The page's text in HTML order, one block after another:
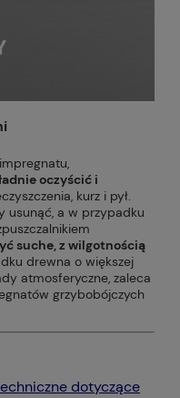
oczyścić i
kurz i pył.
usunąć, a w przypadku
suche, z wilgotnością
drewna o większej
atmosferyczne, zaleca
grzybobójczych
dotyczące